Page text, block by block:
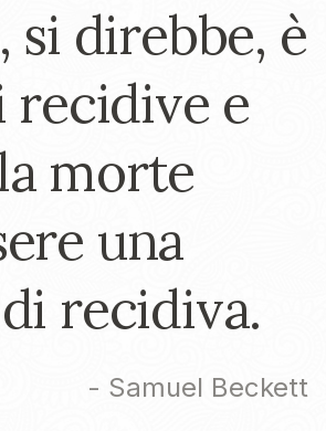
si direbbe, è
recidive e
morte
una
recidiva.
- Samuel Beckett